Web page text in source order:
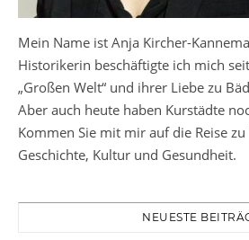
Mein Name ist Anja Kircher-
Historikerin beschäftigte ich mich
„Großen Welt“ und ihrer Liebe zu
Aber auch heute haben Kurstädte
Kommen Sie mit mir auf die Reise
Geschichte, Kultur und Gesundheit.
NEUESTE